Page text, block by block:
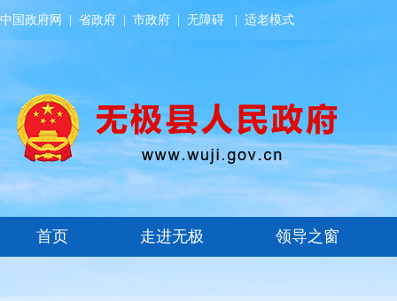
中国政府网 省政府 市政府 无障碍 适老模式